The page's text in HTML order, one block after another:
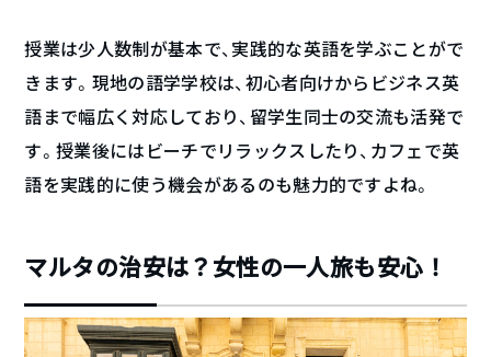
授業は少人数制が基本で、実践的な英語を学ぶことがで
きます。現地の語学学校は、初心者向けからビジネス英
語まで幅広く対応しており、留学生同士の交流も活発で
す。授業後にはビーチでリラックスしたり、カフェで英
語を実践的に使う機会があるのも魅力的ですよね。
マルタの治安は？女性の一人旅も安心！